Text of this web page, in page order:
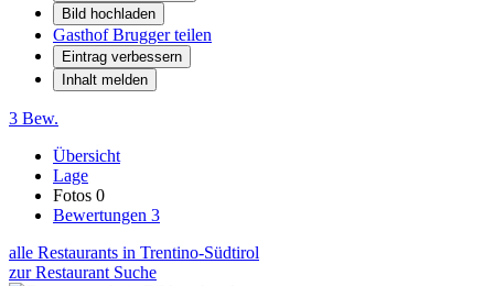
Bild hochladen
Gasthof Brugger teilen
Eintrag verbessern
Inhalt melden
3 Bew.
Übersicht
Lage
Fotos 0
Bewertungen 3
alle Restaurants in Trentino-Südtirol
zur Restaurant Suche